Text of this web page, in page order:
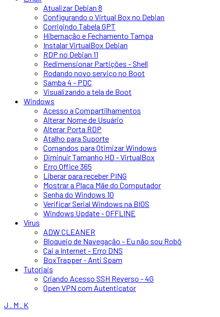
Atualizar Debian 8
Configurando o Virtual Box no Debian
Corrigindo Tabela GPT
Hibernação e Fechamento Tampa
Instalar VirtualBox Debian
RDP no Debian 11
Redimensionar Partições - Shell
Rodando novo serviço no Boot
Samba 4 - PDC
Visualizando a tela de Boot
Windows
Acesso a Compartilhamentos
Alterar Nome de Usuário
Alterar Porta RDP
Atalho para Suporte
Comandos para Otimizar Windows
Diminuir Tamanho HD - VirtualBox
Erro Office 365
Liberar para receber PING
Mostrar a Placa Mãe do Computador
Senha do Windows 10
Verificar Serial Windows na BIOS
Windows Update - OFFLINE
Vírus
ADW CLEANER
Bloqueio de Navegação - Eu não sou Robô
Cai a Internet - Erro DNS
BoxTrapper - Anti Spam
Tutoriais
Criando Acesso SSH Reverso - 4G
Open VPN com Autenticator
J . M . K